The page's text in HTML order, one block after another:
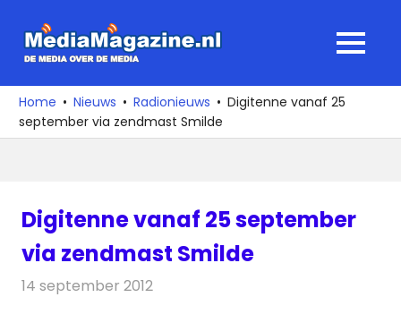
naar
media
over
de
MENU
Home Nieuws Radionieuws
Digitenne vanaf 25
september via zendmast Smilde
Digitenne vanaf 25 september
via zendmast Smilde
14 september 2012